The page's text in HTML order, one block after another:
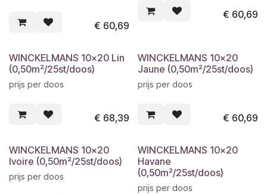
€ 60,69
€ 60,69
WINCKELMANS 10x20 Lin
(0,50m²/25st/doos)
prijs per doos
€ 68,39
WINCKELMANS 10x20
Jaune (0,50m²/25st/doos)
prijs per doos
€ 60,69
WINCKELMANS 10x20
Ivoire (0,50m²/25st/doos)
prijs per doos
WINCKELMANS 10x20
Havane
(0,50m²/25st/doos)
prijs per doos